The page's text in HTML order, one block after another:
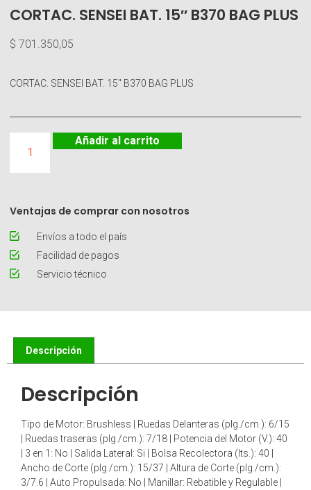
CORTAC. SENSEI BAT. 15″ B370 BAG PLUS
$ 701.350,05
CORTAC. SENSEI BAT. 15″ B370 BAG PLUS
Añadir al carrito
Ventajas de comprar con nosotros
Envíos a todo el país
Facilidad de pagos
Servicio técnico
Descripción
Descripción
Tipo de Motor: Brushless | Ruedas Delanteras (plg./cm.): 6/15
| Ruedas traseras (plg./cm.): 7/18 | Potencia del Motor (V.): 40
| 3 en 1: No | Salida Lateral: Si | Bolsa Recolectora (lts.): 40 |
Ancho de Corte (plg./cm.): 15/37 | Altura de Corte (plg./cm.):
3/7.6 | Auto Propulsada: No | Manillar: Rebatible y Regulable |